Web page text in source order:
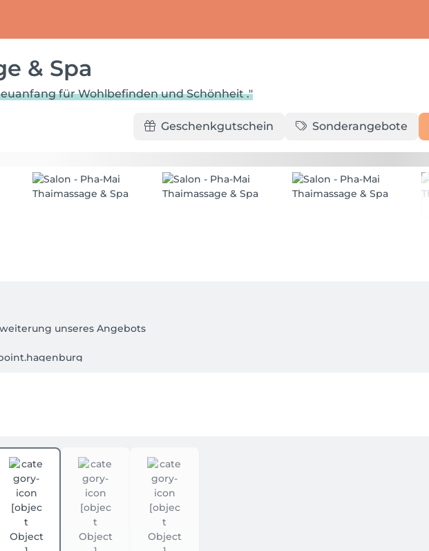
& Spa
für Wohlbefinden und Schönheit ."
Geschenkgutschein Sonderangebote
unseres Angebots
& Wohlbefinden
mit 50 % berechnet.